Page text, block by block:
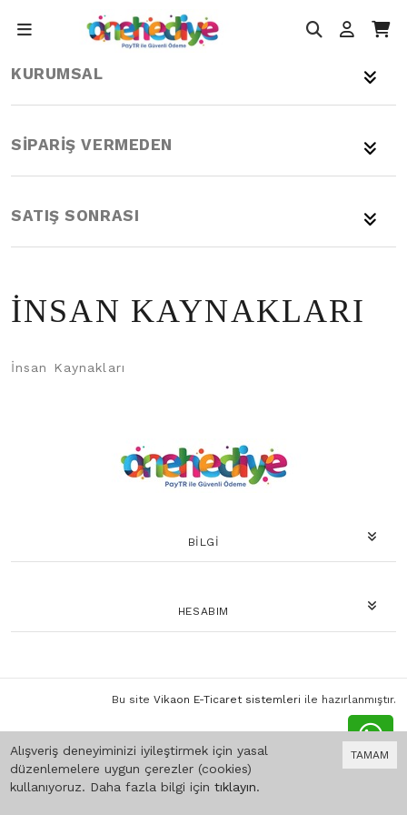
KURUMSAL
SIPARIŞ VERMEDEN
SATIŞ SONRASI
İNSAN KAYNAKLARI
İnsan Kaynakları
BILGI
HESABIM
Bu site Vikaon E-Ticaret sistemleri ile hazırlanmıştır.
TAMAM
Alışveriş deneyiminizi iyileştirmek için yasal
düzenlemelere uygun çerezler (cookies)
kullanıyoruz. Daha fazla bilgi için tıklayın.